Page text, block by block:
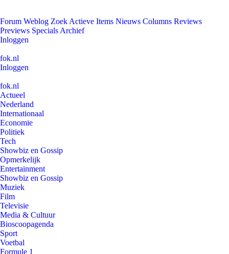
Forum Weblog Zoek Actieve Items Nieuws Columns Reviews
Previews Specials Archief
Inloggen
fok.nl
Inloggen
fok.nl
Actueel
Nederland
Internationaal
Economie
Politiek
Tech
Showbiz en Gossip
Opmerkelijk
Entertainment
Showbiz en Gossip
Muziek
Film
Televisie
Media & Cultuur
Bioscoopagenda
Sport
Voetbal
Formule 1